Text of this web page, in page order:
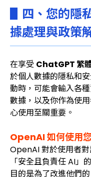
▋四、您的隱
據處理與政策
在享受 ChatGPT 繁
於個人數據的隱私和
動時，可能會輸入各
數據，以及你作為使
心使用至關重要。
OpenAI 如何使用
OpenAI 對於使用者
「安全且負責任 AI」
目的是為了改進他們